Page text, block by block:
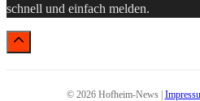
schnell und einfach melden.
© 2026 Hofheim-News |